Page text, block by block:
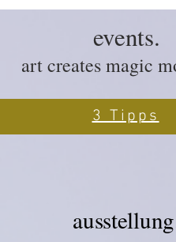
3 Tipps
art creates magic
events.